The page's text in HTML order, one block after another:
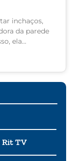
inchaços,
da parede
ela
Rit TV